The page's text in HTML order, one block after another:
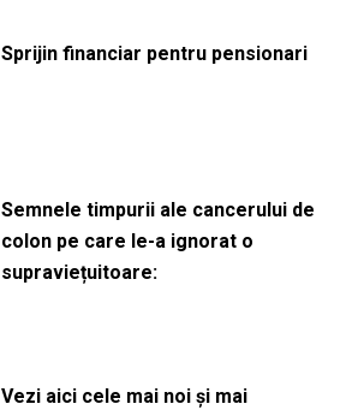
Sprijin financiar pentru pensionari
Semnele timpurii ale cancerului de
colon pe care le-a ignorat o
supraviețuitoare:
Vezi aici cele mai noi și mai